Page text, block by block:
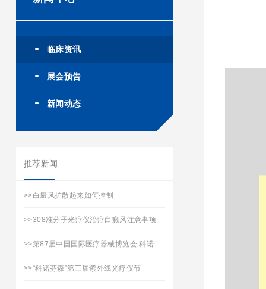
临床资讯
展会预告
新闻动态
推荐新闻
>>白癜风扩散起来如何控制
>>308准分子光疗仪治疗白癜风注意事项
>>第87届中国国际医疗器械博览会 科诺医疗承邀您的到来
>>“科诺芬森”第三届紫外线光疗仪节